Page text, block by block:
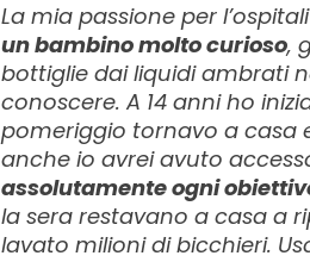
La mia passione per
un bambino molto curioso,
bottiglie dai liquidi ambrati
conoscere. A 14 anni ho
pomeriggio tornavo a casa
anche io avrei avuto
assolutamente ogni
la sera restavano a casa a
lavato milioni di bicchieri.